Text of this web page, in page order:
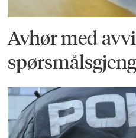
Avhør med